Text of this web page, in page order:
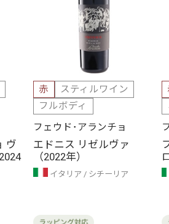
ヴ
赤
スティルワイン
フルボディ
フェウド･アランチョ
エドニス リゼルヴァ
（2022年）
イタリア シチーリア